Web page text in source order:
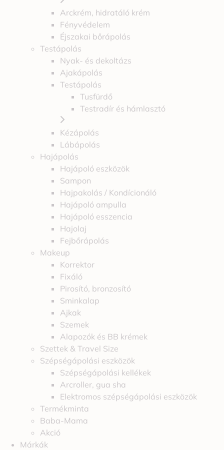
Arckrém, hidratáló krém
Fényvédelem
Éjszakai bőrápolás
Testápolás
Nyak- és dekoltázs
Ajakápolás
Testápolás
Tusfürdő
Testradír és hámlasztó
Kézápolás
Lábápolás
Hajápolás
Hajápoló eszközök
Sampon
Hajpakolás / Kondícionáló
Hajápoló ampulla
Hajápoló esszencia
Hajolaj
Fejbőrápolás
Makeup
Korrektor
Fixáló
Pirosító, bronzosító
Sminkalap
Ajkak
Szemek
Alapozók és BB krémek
Szettek & Travel Size
Szépségápolási eszközök
Szépségápolási kellékek
Arcroller, gua sha
Elektromos szépségápolási eszközök
Termékminta
Baba-Mama
Akció
Márkák